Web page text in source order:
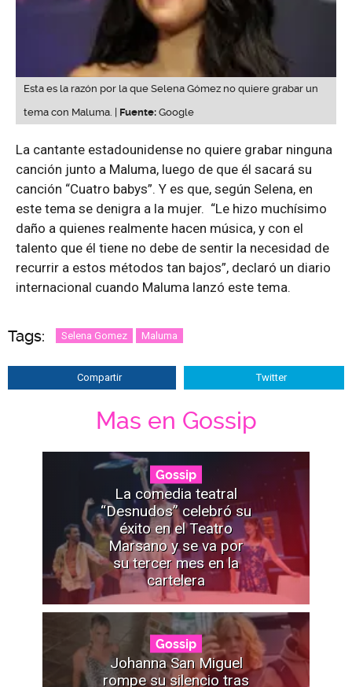
Esta es la razón por la que Selena Gómez no quiere grabar un
tema con Maluma. | Fuente: Google
La cantante estadounidense no quiere grabar ninguna
canción junto a Maluma, luego de que él sacará su
canción “Cuatro babys”. Y es que, según Selena, en
este tema se denigra a la mujer. “Le hizo muchísimo
daño a quienes realmente hacen música, y con el
talento que él tiene no debe de sentir la necesidad de
recurrir a estos métodos tan bajos”, declaró un diario
internacional cuando Maluma lanzó este tema.
Tags: Selena Gomez Maluma
Compartir Twitter
Mas en Gossip
Gossip
La comedia teatral
“Desnudos” celebró su
éxito en el Teatro
Marsano y se va por
su tercer mes en la
cartelera
Gossip
Johanna San Miguel
rompe su silencio tras